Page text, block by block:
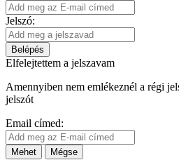
Jelszó:
Belépés
Elfelejtettem a jelszavam
Amennyiben nem emlékeznél a régi
jelszót
Email címed:
Mehet Mégse